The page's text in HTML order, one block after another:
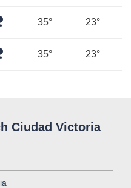
Mäßiger35° 23°
35° 23°
Ciudad Victoria